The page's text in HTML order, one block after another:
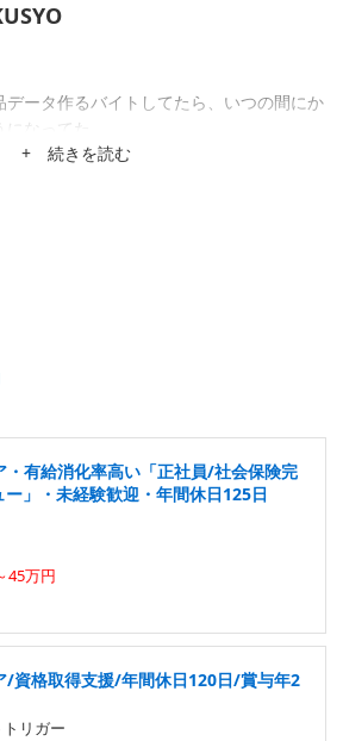
ータ作るバイトしてたら、いつの間にか
なってた。
+ 続きを読む
・有給消化率高い「正社員/社会保険完
」・未経験歓迎・年間休日125日
45万円
/資格取得支援/年間休日120日/賞与年2
リガー